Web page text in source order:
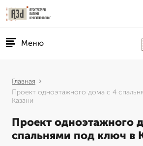
Меню
Главная
Проект одноэтажного дома с 4
Казани
Проект одноэтажного
спальнями под ключ в